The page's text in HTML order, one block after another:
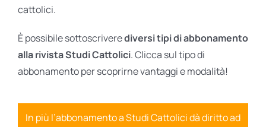
cattolici.
È possibile sottoscriverediversi tipi di abbonamento
alla rivista Studi Cattolici. Clicca sul tipo di
abbonamento per scoprirne vantaggi e modalità!
In più l’abbonamento a Studi Cattolici dà diritto ad